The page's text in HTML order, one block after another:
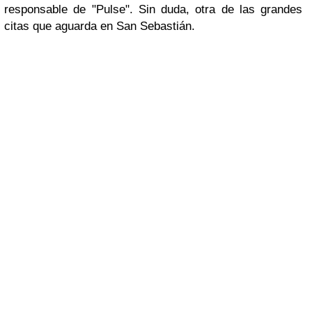
responsable de "Pulse". Sin duda, otra de las grandes
citas que aguarda en San Sebastián.